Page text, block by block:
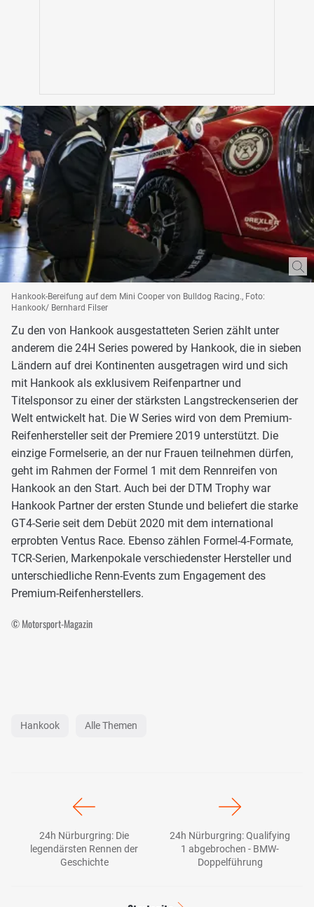
Hankook-Bereifung auf dem Mini Cooper von Bulldog Racing., Foto:
Hankook/ Bernhard Filser
Zu den von Hankook ausgestatteten Serien zählt unter
anderem die 24H Series powered by Hankook, die in sieben
Ländern auf drei Kontinenten ausgetragen wird und sich
mit Hankook als exklusivem Reifenpartner und
Titelsponsor zu einer der stärksten Langstreckenserien der
Welt entwickelt hat. Die W Series wird von dem Premium-
Reifenhersteller seit der Premiere 2019 unterstützt. Die
einzige Formelserie, an der nur Frauen teilnehmen dürfen,
geht im Rahmen der Formel 1 mit dem Rennreifen von
Hankook an den Start. Auch bei der DTM Trophy war
Hankook Partner der ersten Stunde und beliefert die starke
GT4-Serie seit dem Debüt 2020 mit dem international
erprobten Ventus Race. Ebenso zählen Formel-4-Formate,
TCR-Serien, Markenpokale verschiedenster Hersteller und
unterschiedliche Renn-Events zum Engagement des
Premium-Reifenherstellers.
© Motorsport-Magazin
Hankook Alle Themen
24h Nürburgring: Die
legendärsten Rennen der
Geschichte
24h Nürburgring: Qualifying
1 abgebrochen - BMW-
Doppelführung